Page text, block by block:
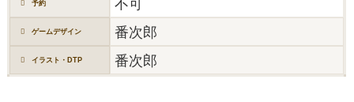
予約
ゲームデザイン 番次郎
イラスト・DTP 番次郎